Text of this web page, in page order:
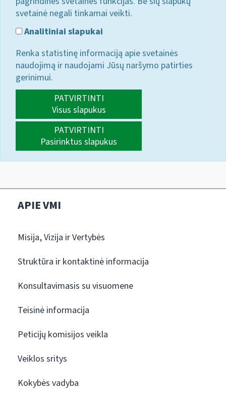
svetainė negali tinkamai veikti.
Analitiniai slapukai
Renka statistinę informaciją apie svetainės
naudojimą ir naudojami Jūsų naršymo patirties
gerinimui.
PATVIRTINTI
Visus slapukus
PATVIRTINTI
Pasirinktus slapukus
APIE VMI
Misija, Vizija ir Vertybės
Struktūra ir kontaktinė informacija
Konsultavimasis su visuomene
Teisinė informacija
Peticijų komisijos veikla
Veiklos sritys
Kokybės vadyba